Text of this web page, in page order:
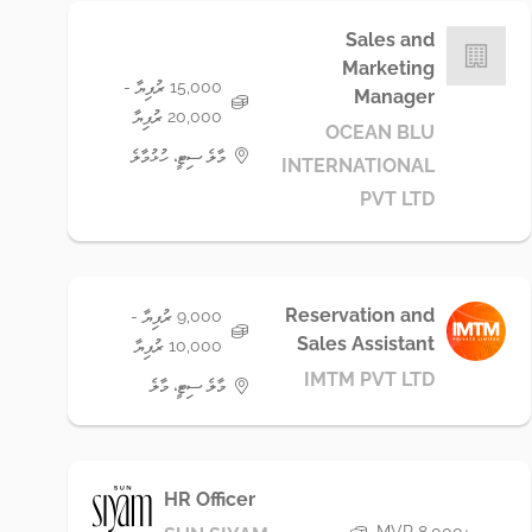
Sales and
Marketing
Manager
OCEAN BLU
INTERNATIONAL
PVT LTD
15,000 ރުފިޔާ -
20,000 ރުފިޔާ
މާލެ ސިޓީ، ހުޅުމާލެ
Reservation and
Sales Assistant
IMTM PVT LTD
9,000 ރުފިޔާ -
10,000 ރުފިޔާ
މާލެ ސިޓީ، މާލެ
HR Officer